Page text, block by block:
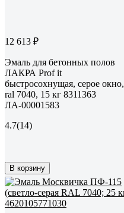
12 613 ₽
Эмаль для бетонных полов
ЛАКРА Prof it
быстросохнущая, серое окно,
ral 7040, 15 кг 8311363
ЛА-00001583
4.7(14)
В корзину